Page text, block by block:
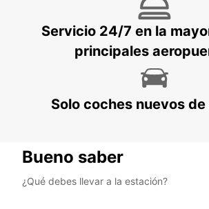
NOTTINGHAM - UNITED KINGDOM
Servicio 24/7 en la
principales
Solo coches nuevos
Bueno saber
¿Qué debes llevar a la estación?